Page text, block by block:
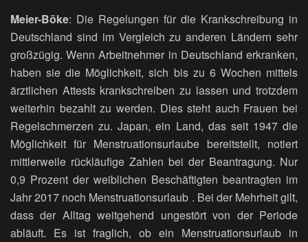
Meier-Böke: Die Regelungen für die Krankschreibung in
Deutschland sind im Vergleich zu anderen Ländern sehr
großzügig. Wenn Arbeitnehmer in Deutschland erkranken,
haben sie die Möglichkeit, sich bis zu 6 Wochen mittels
ärztlichen Attests krankschreiben zu lassen und trotzdem
weiterhin bezahlt zu werden. Dies steht auch Frauen bei
Regelschmerzen zu. Japan, ein Land, das seit 1947 die
Möglichkeit für Menstruationsurlaube bereitstellt, notiert
mittlerweile rückläufige Zahlen bei der Beantragung. Nur
0,9 Prozent der weiblichen Beschäftigten beantragten im
Jahr 2017 noch Menstruationsurlaub . Bei der Mehrheit gilt,
dass der Alltag weitgehend ungestört von der Periode
abläuft. Es ist fraglich, ob ein Menstruationsurlaub in